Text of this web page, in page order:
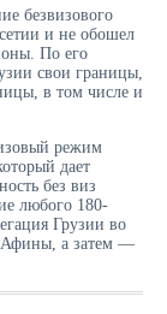
безвизового
и не обошел
По его
свои границы,
в том числе и
режим
дает
без виз
любого 180-
Грузии во
Афины, а затем —